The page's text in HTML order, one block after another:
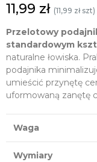
11,99 zł (11,99 zł szt)
Przelotowy
standardowym
naturalne łowiska.
podajnika
umieścić przynętę
uformowaną zanętę
Waga
Wymiary